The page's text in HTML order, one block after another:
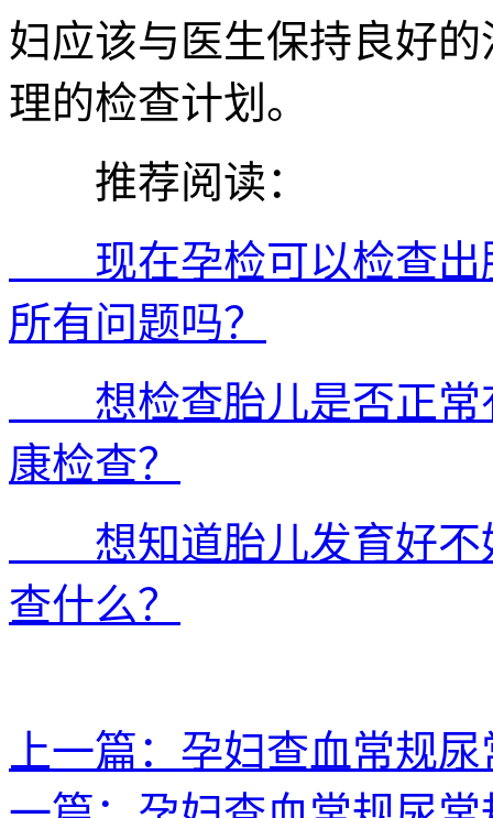
妇应该与医生保持良好
理的检查计划。
推荐阅读：
现在孕检可以检查出
所有问题吗？
想检查胎儿是否正常
康检查？
想知道胎儿发育好不
查什么？
上一篇：孕妇查血常规